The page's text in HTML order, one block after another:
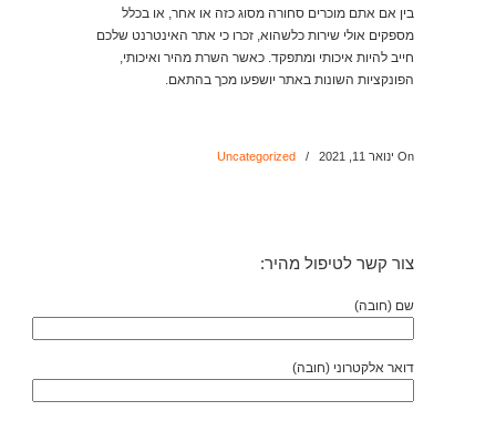
בין אם אתם מוכרים סחורה מסוג כזה או אחר, או בכלל
מספקים אולי שירות כלשהוא, זכרו כי אתר האינטרנט שלכם
חייב להיות איכותי ומתפקד. כאשר השרת מהיר ואיכותי,
הפונקציות השונות באתר יושפעו מכך בהתאם.
On ינואר 11, 2021 /
Uncategorized
צור קשר לטיפול מהיר:
שם (חובה)
דואר אלקטרוני (חובה)